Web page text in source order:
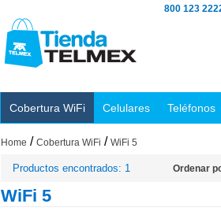
800 123
Cobertura WiFi Celulares Teléfonos
Home / Cobertura WiFi / WiFi 5
Productos encontrados: 1 Ordenar
WiFi 5